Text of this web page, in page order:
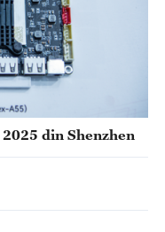
din Shenzhen